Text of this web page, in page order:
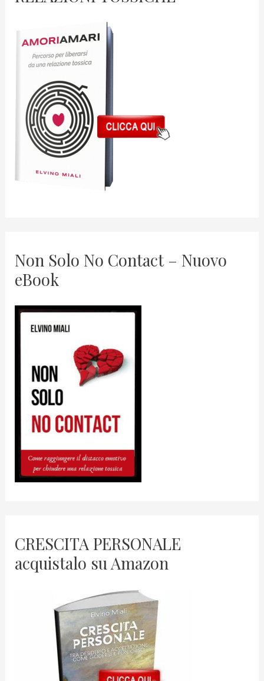
Non Solo No Contact – Nuovo
eBook
CRESCITA PERSONALE
acquistalo su Amazon